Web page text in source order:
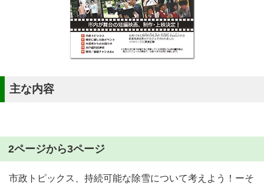
主な内容
2ページから3ページ
市政トピックス、持続可能な除雪について考えよう！ーそ